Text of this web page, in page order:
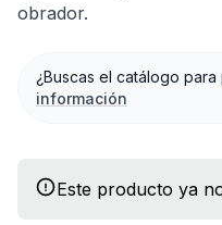
obrador.
¿Buscas el catálogo
información
Este producto ya